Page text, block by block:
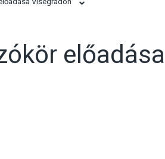
előadása